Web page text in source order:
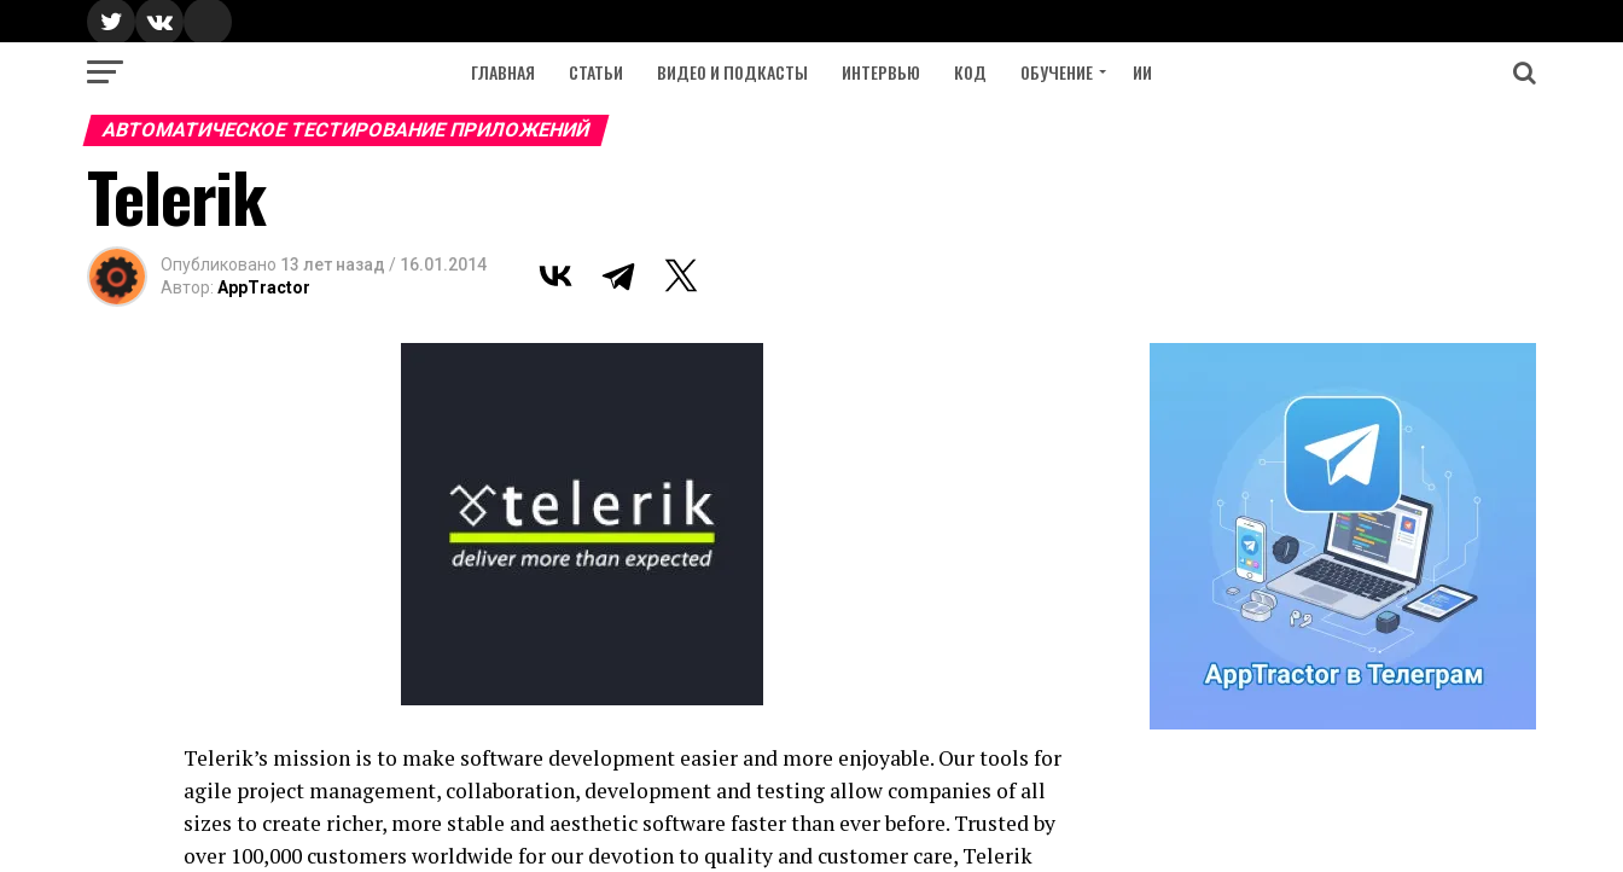
ГЛАВНАЯ СТАТЬИ ВИДЕО И ПОДКАСТЫ ИНТЕРВЬЮ КОД ОБУЧЕНИЕ ИИ
АВТОМАТИЧЕСКОЕ ТЕСТИРОВАНИЕ ПРИЛОЖЕНИЙ
Telerik
Опубликовано 13 лет назад / 16.01.2014
Автор: AppTractor
Telerik’s mission is to make software development easier and more enjoyable. Our tools for
agile project management, collaboration, development and testing allow companies of all
sizes to create richer, more stable and aesthetic software faster than ever before. Trusted by
over 100,000 customers worldwide for our devotion to quality and customer care, Telerik